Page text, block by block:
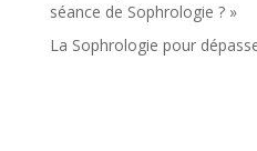
séance de Sophrologie ? »
La Sophrologie pour